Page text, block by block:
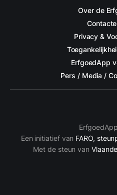
Over de
Privacy &
ErfgoedApp
Pers / Media /
Een initiatief van FARO,
Met de steun van